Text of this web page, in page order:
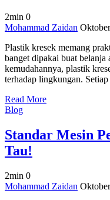
2min 0
on
Plastik
Kresek
Terhadap
Lingkungan,
Tau!
Mohammad Zaidan
Plastik kresek memang
banget dipakai buat
kemudahannya, plastik
terhadap lingkungan.
Read More
Blog
Standar Mesin
Tau!
2min 0
on
Mohammad Zaidan